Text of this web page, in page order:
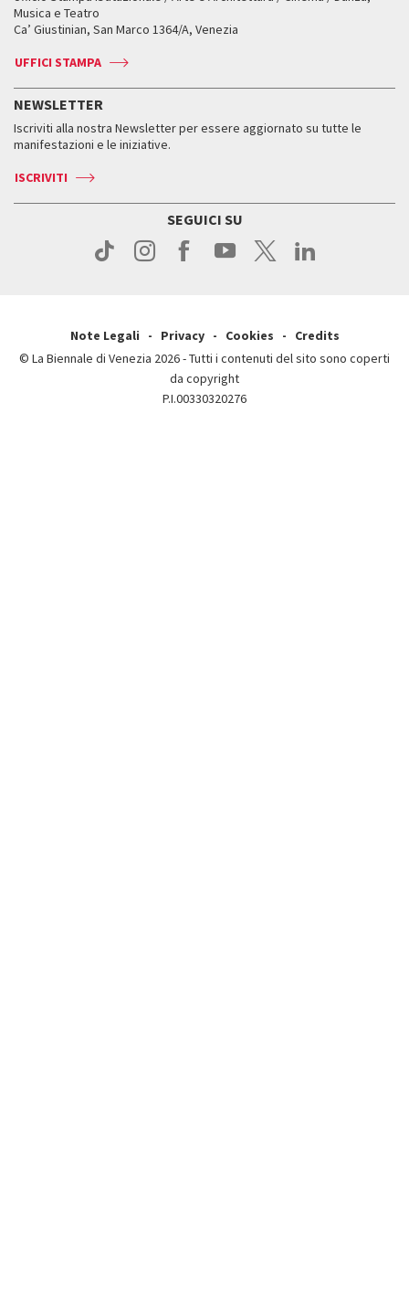
Come raggiungerci
Press
Orari e sedi
Accrediti
Come raggiungerci
Orari e sedi
Biglietti
Accrediti
Come raggiungerci
Contatti
Press
Come raggiungerci
Press
Leone d’oro alla carriera
Leone d’argento
Edizioni passate
Orari e sedi
Biglietti
Servizi al pubblico
Come raggiungerci
Contatti
Biennale College ASAC
ASAC DATI
Storia
Orari e sedi
Musica e Teatro
Ca’ Giustinian, San Marco 1364/A, Venezia
UFFICI STAMPA
NEWSLETTER
Iscriviti alla nostra Newsletter per essere aggiornato su tutte le
manifestazioni e le iniziative.
ISCRIVITI
SEGUICI SU
Note Legali Privacy Cookies
Credits
© La Biennale di Venezia 2026 - Tutti i contenuti del sito sono coperti
da copyright
P.I.00330320276